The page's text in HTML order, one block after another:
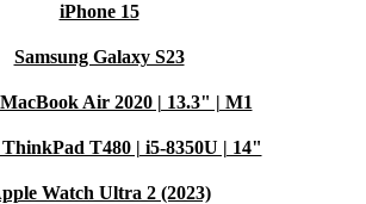
iPhone 15
Samsung Galaxy S23
Air 2020 | 13.3" | M1
T480 | i5-8350U | 14"
Watch Ultra 2 (2023)